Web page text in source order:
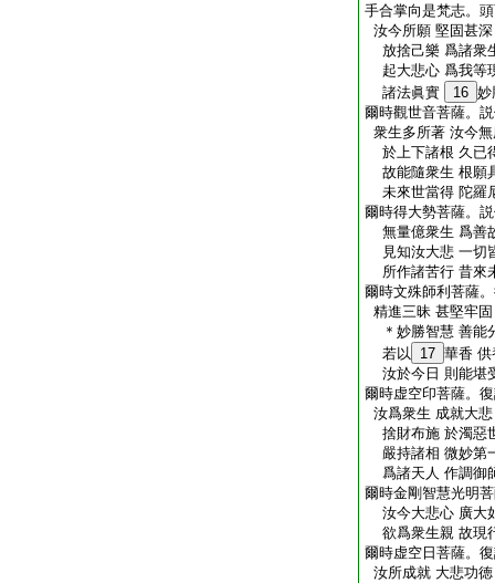
手合掌向是梵志。
汝今所願 堅固甚深
放捨己樂 爲諸衆
起大悲心 爲我等
諸法眞實
16 妙
爾時觀世音菩薩。
衆生多所著 汝今
於上下諸根 久已
故能隨衆生 根願
未來世當得 陀羅
爾時得大勢菩薩。
無量億衆生 爲善
見知汝大悲 一切
所作諸苦行 昔來
爾時文殊師利菩薩
精進三昧 甚堅牢固
＊妙勝智慧 善能
若以
17 華香 供
汝於今日 則能堪
爾時虚空印菩薩。
汝爲衆生 成就大悲
捨財布施 於濁惡
嚴持諸相 微妙第
爲諸天人 作調御
爾時金剛智慧光明
汝今大悲心 廣大
欲爲衆生親 故現
爾時虚空日菩薩。
汝所成就 大悲功徳